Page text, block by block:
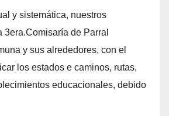
y sistemática, nuestros
3era.Comisaría de Parral
y sus alrededores, con el
los estados e caminos, rutas,
educacionales, debido